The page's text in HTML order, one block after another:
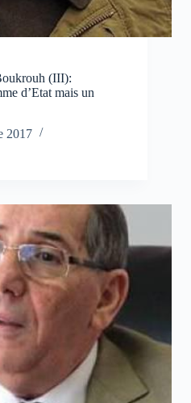
(III):
d’Etat mais un
2017